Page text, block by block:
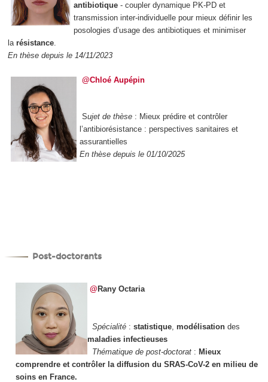
antibiotique - coupler dynamique PK-PD et
transmission inter-individuelle pour mieux définir les
posologies d’usage des antibiotiques et minimiser
la résistance.
En thèse depuis le 14/11/2023
@Chloé Aupépin
Sujet de thèse : Mieux prédire et contrôler
l’antibiorésistance : perspectives sanitaires et
assurantielles
En thèse depuis le 01/10/2025
Post-doctorants
@Rany Octaria
Spécialité : statistique modélisation des
maladies infectieuses
Thématique de post-doctorat : Mieux
comprendre et contrôler la diffusion du SRAS-CoV-2 en milieu de
soins en France.